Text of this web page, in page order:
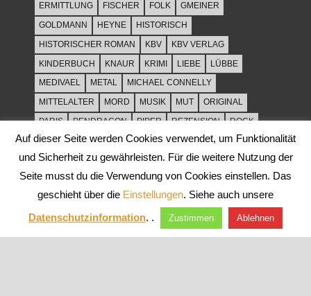
ERMITTLUNG
FISCHER FOLK
GMEINER
GOLDMANN
HEYNE
HISTORISCH
HISTORISCHER ROMAN
KBV
KBV VERLAG
KINDERBUCH
KNAUR KRIMI LIEBE
LÜBBE
MEDIVAEL
METAL
MICHAEL CONNELLY
MITTELALTER
MORD MUSIK MUT
ORIGINAL
PARIS
PENDRAGON PIPER REZENSION
ROCK
ROCKMUSIK
ROMAN ROWOHLT
SACHBUCH
SPANNUNG
SYLT THRILLER TOD
ULLSTEIN
WEIHNACHT
Auf dieser Seite werden Cookies verwendet, um Funktionalität
und Sicherheit zu gewährleisten. Für die weitere Nutzung der
Seite musst du die Verwendung von Cookies einstellen. Das
geschieht über die Einstellungen. Siehe auch unsere
Datenschutzinformation. . Zustimmen Ablehnen